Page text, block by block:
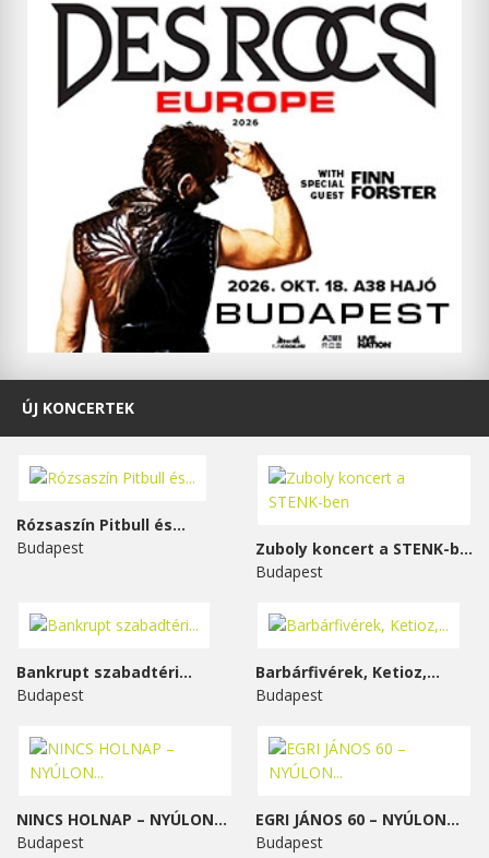
ÚJ KONCERTEK
Rózsaszín Pitbull és...
Budapest
Zuboly koncert a STENK-ben
Budapest
Bankrupt szabadtéri...
Budapest
Barbárfivérek, Ketioz,...
Budapest
NINCS HOLNAP – NYÚLON...
Budapest
EGRI JÁNOS 60 – NYÚLON...
Budapest